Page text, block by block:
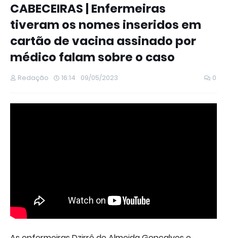
CABECEIRAS | Enfermeiras
tiveram os nomes inseridos em
cartão de vacina assinado por
médico falam sobre o caso
Redação 16:14 09/05/2023 0